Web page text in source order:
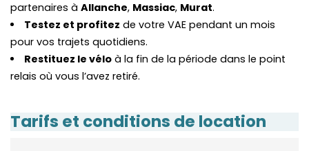
partenaires à Allanche, Massiac, Murat.
Testez et profitez de votre VAE pendant un mois
pour vos trajets quotidiens.
Restituez le vélo à la fin de la période dans le point
relais où vous l’avez retiré.
Tarifs et conditions de location